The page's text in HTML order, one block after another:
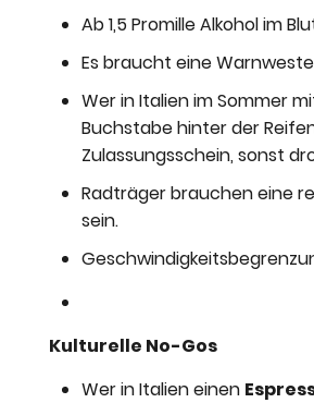
Ab 1,5 Promille Alkohol im
Es braucht eine
Wer in Italien im Sommer
Buchstabe hinter der
Zulassungsschein, sonst
Radträger brauchen eine
sein.
Kulturelle No-Gos
Wer in Italien einen